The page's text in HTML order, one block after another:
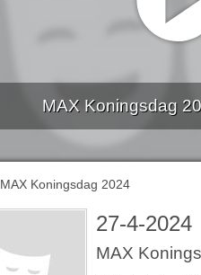
MAX Koningsdag
MAX Koningsdag 2024
27-4-2024
MAX